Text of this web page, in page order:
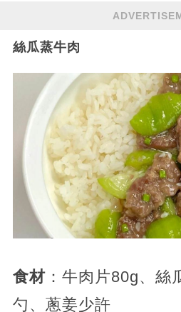
絲瓜蒸牛肉
食材：牛肉片80g、絲
勺、蔥姜少許